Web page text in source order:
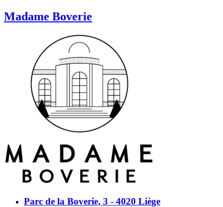
Madame Boverie
Parc de la Boverie, 3 - 4020 Liège